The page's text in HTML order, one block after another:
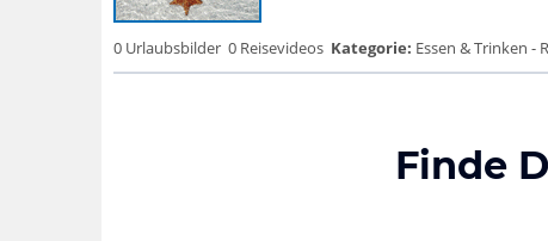
0 Urlaubsbilder 0 Reisevideos Kategorie: Essen & Trinken -
Finde